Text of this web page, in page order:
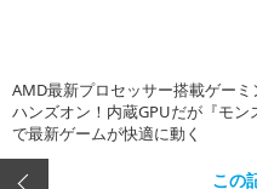
AMD最新プロセッサー搭載ゲーミ
ハンズオン！内蔵GPUだが『モ
で最新ゲームが快適に動く
この